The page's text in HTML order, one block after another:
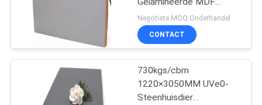
FABRIEKSREIS
CONTACTEER
Comités
Negotiate MOQ:Onderhandel
CONTACT
730kgs/cbm
1220×3050MM UVe0-
Steenhuisdier